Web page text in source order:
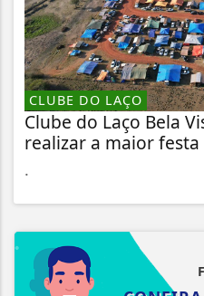
CLUBE DO LAÇO
Clube do Laço Bela
realizar a maior
.